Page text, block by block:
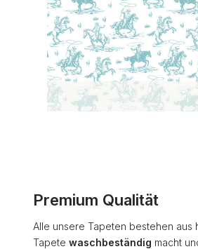
Premium Qualität
Alle unsere Tapeten bestehen aus
Tapete waschbeständig macht